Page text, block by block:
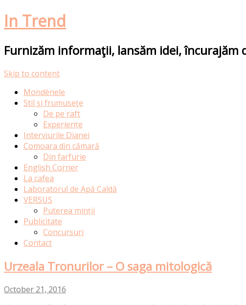
In Trend
Furnizăm informaţii, lansăm idei, încurajăm
Skip to content
Mondènele
Stil şi frumuseţe
De pe raft
Experiențe
Interviurile Dianei
Comoara din cămară
Din farfurie
English Corner
La cafea
Laboratorul de Apă Caldă
VERSUS
Puterea minții
Publicitate
Concursuri
Contact
Urzeala Tronurilor – O saga mitologică
October 21, 2016